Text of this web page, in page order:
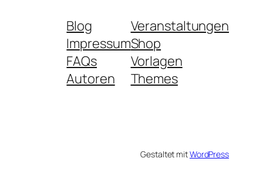
Blog
Impressum
FAQs
Autoren
Veranstaltungen
Shop
Vorlagen
Themes
Gestaltet mitWordPress